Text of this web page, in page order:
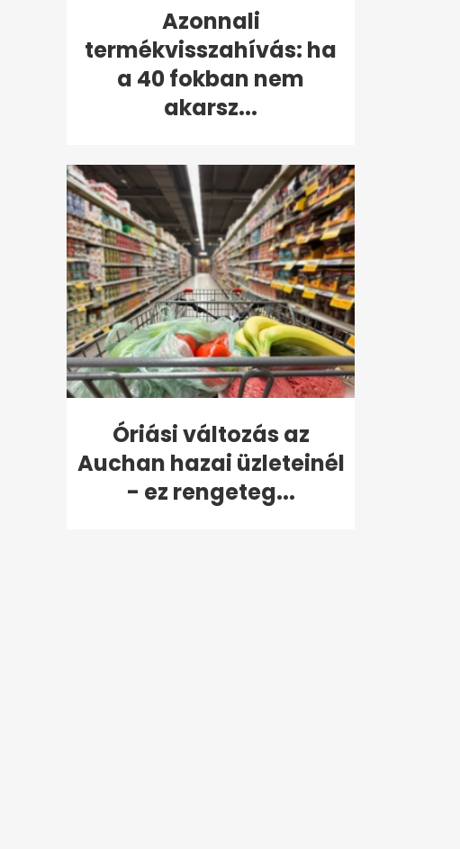
Azonnali
termékvisszahívás: ha
a 40 fokban nem
akarsz...
Óriási változás az
Auchan hazai üzleteinél
- ez rengeteg...